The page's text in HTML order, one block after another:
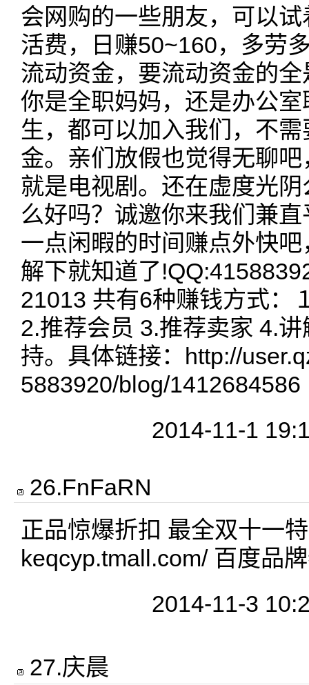
会网购的一些朋友，可以
活费，日赚50~160，多劳
流动资金，要流动资金的
你是全职妈妈，还是办公
生，都可以加入我们，不
金。亲们放假也觉得无聊
就是电视剧。还在虚度光
么好吗？诚邀你来我们兼
一点闲暇的时间赚点外快
解下就知道了
21013 共有6种赚钱方式：
2.推荐会员 3.推荐卖家 4.
持。具体链接：http://
5883920/blog/1412684586
2014-11-1
26.FnFaRN
正品惊爆折扣 最全双十一
keqcyp.tmall.com/ 百度品
2014-11-3
27.庆晨